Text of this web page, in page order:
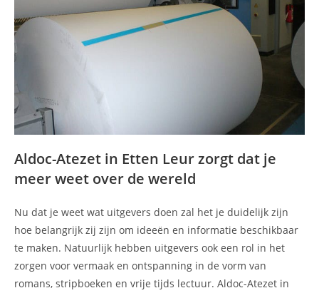
Aldoc-Atezet in Etten Leur zorgt dat je
meer weet over de wereld
Nu dat je weet wat uitgevers doen zal het je duidelijk zijn
hoe belangrijk zij zijn om ideeën en informatie beschikbaar
te maken. Natuurlijk hebben uitgevers ook een rol in het
zorgen voor vermaak en ontspanning in de vorm van
romans, stripboeken en vrije tijds lectuur. Aldoc-Atezet in